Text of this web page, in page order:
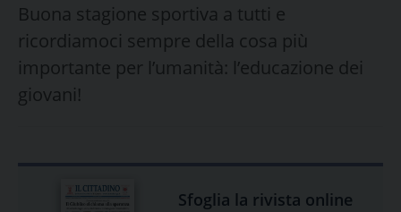
Buona stagione sportiva a tutti e
ricordiamoci sempre della cosa più
importante per l’umanità: l’educazione dei
giovani!
Sfoglia la rivista online